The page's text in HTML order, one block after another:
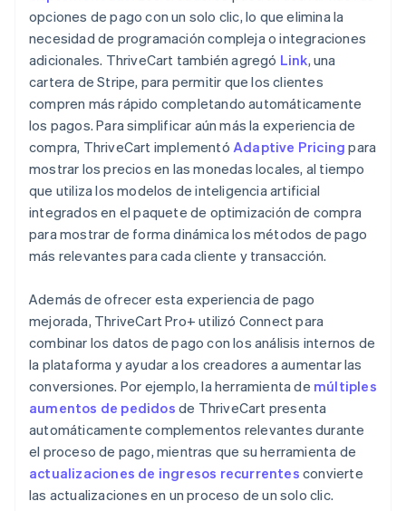
opciones de pago con un solo clic, lo que elimina la
necesidad de programación compleja o integraciones
adicionales. ThriveCart también agregó Link, una
cartera de Stripe, para permitir que los clientes
compren más rápido completando automáticamente
los pagos. Para simplificar aún más la experiencia de
compra, ThriveCart implementó Adaptive Pricing para
mostrar los precios en las monedas locales, al tiempo
que utiliza los modelos de inteligencia artificial
integrados en el paquete de optimización de compra
para mostrar de forma dinámica los métodos de pago
más relevantes para cada cliente y transacción.
Además de ofrecer esta experiencia de pago
mejorada, ThriveCart Pro+ utilizó Connect para
combinar los datos de pago con los análisis internos de
la plataforma y ayudar a los creadores a aumentar las
conversiones. Por ejemplo, la herramienta de múltiples
aumentos de pedidos de ThriveCart presenta
automáticamente complementos relevantes durante
el proceso de pago, mientras que su herramienta de
actualizaciones de ingresos recurrentes convierte
las actualizaciones en un proceso de un solo clic.